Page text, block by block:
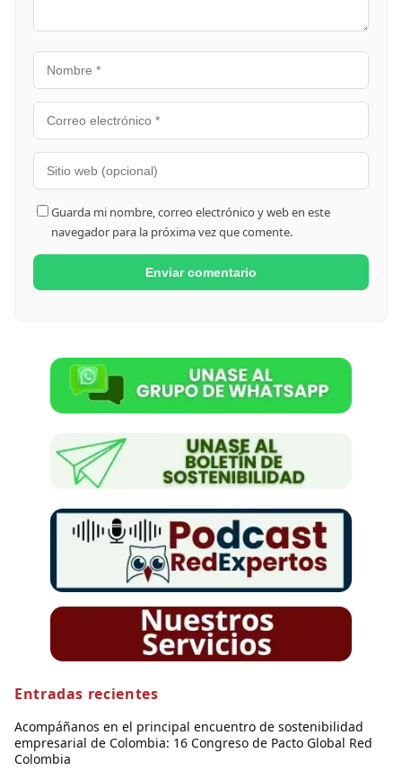
Guarda mi nombre, correo electrónico y web en este
navegador para la próxima vez que comente.
Entradas recientes
Acompáñanos en el principal encuentro de sostenibilidad
empresarial de Colombia: 16 Congreso de Pacto Global Red
Colombia